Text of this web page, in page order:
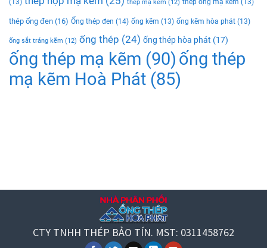
(13) thép mạ kẽm (12) thép ống mạ kẽm (13)
thép ống đen (16) Ống thép đen (14) ống kẽm (13) ống kẽm hòa phát (13)
ống sắt tráng kẽm (12) ống thép (24) ống thép hòa phát (17)
ống thép mạ kẽm (90) ống thép
mạ kẽm Hoà Phát (85)
CTY TNHH THÉP BẢO TÍN. MST: 0311458762